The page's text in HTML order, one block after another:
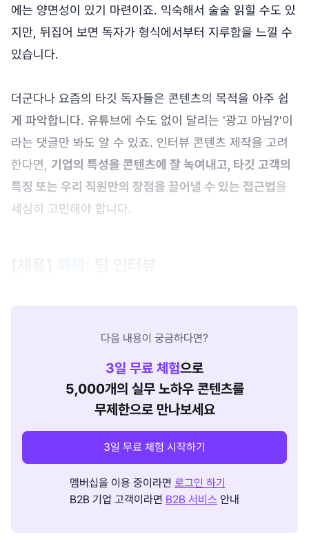
에는 양면성이 있기 마련이죠. 익숙해서 술술 읽힐 수도 있
지만, 뒤집어 보면 독자가 형식에서부터 지루함을 느낄 수
있습니다.
더군다나 요즘의 타깃 독자들은 콘텐츠의 목적을 아주 쉽
게 파악합니다. 유튜브에 수도 없이 달리는 '광고 아님?'이
라는 댓글만 봐도 알 수 있죠. 인터뷰 콘텐츠 제작을 고려
한다면, 기업의 특성을 콘텐츠에 잘 녹여내고, 타깃 고객의
특징 또는 우리 직원만의 장점을 끌어낼 수 있는 접근법을
세심히 고민해야 합니다.
다음 내용이 궁금하다면?
3일 무료 체험으로
5,000개의 실무 노하우 콘텐츠를
무제한으로 만나보세요
3일 무료 체험 시작하기
멤버십을 이용 중이라면 로그인 하기
B2B 기업 고객이라면 B2B 서비스 안내